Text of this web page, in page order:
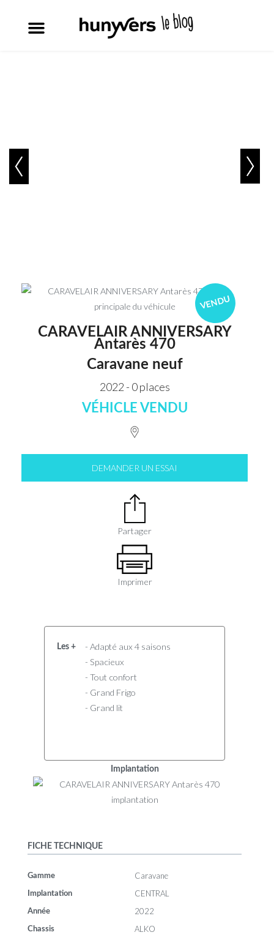
VENDU
CARAVELAIR ANNIVERSARY
Antarès 470
Caravane neuf
2022 - 0 places
VÉHICLE VENDU
DEMANDER UN ESSAI
Partager
Imprimer
Les +
- Adapté aux 4 saisons
- Spacieux
- Tout confort
- Grand Frigo
- Grand lit
Implantation
FICHE TECHNIQUE
Gamme Caravane
Implantation CENTRAL
Année 2022
Chassis ALKO